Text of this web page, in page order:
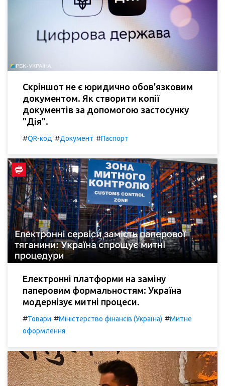
Скріншот не є юридично обов'язковим
документом. Як створити копії
документів за допомогою застосунку
"Дія".
#QR-код #Документ #Паспорт
Електронні платформи на заміну
паперовим формальностям: Україна
модернізує митні процеси.
#Товари #Міністерство фінансів (Україна) #Митне
оформлення